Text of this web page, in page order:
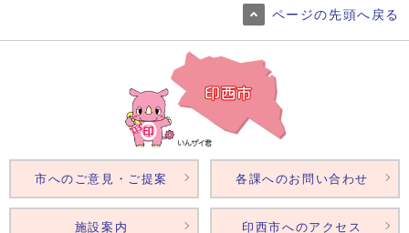
ページの先頭へ戻る
市へのご意見・ご提案 各課へのお問い合わせ
施設案内 印西市へのアクセス